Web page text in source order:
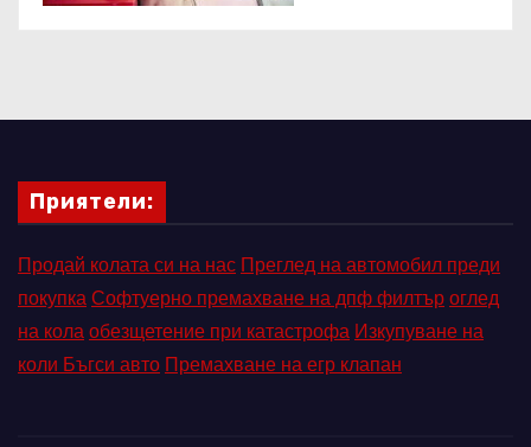
Приятели:
Продай колата си на нас Преглед на автомобил преди
покупкаСофтуерно премахване на дпф филтъроглед
на колаобезщетение при катастрофа Изкупуване на
коли Бъгси авто Премахване на егр клапан